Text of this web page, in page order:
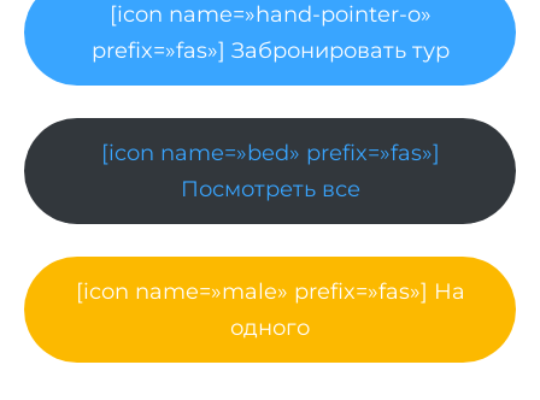
[icon name=»hand-pointer-o»
prefix=»fas»] Забронировать тур
[icon name=»bed» prefix=»fas»]
Посмотреть все
[icon name=»male» prefix=»fas»] На
одного